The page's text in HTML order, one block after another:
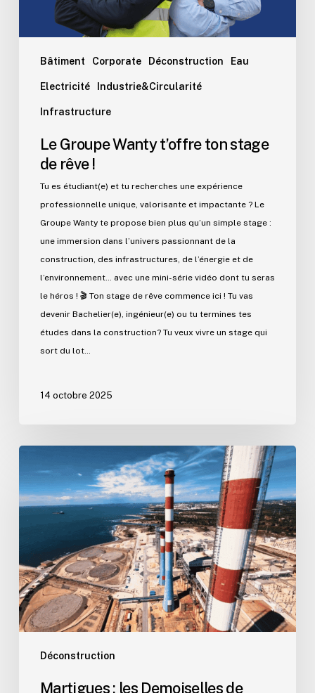
Bâtiment Corporate Déconstruction Eau
Electricité Industrie&Circularité
Infrastructure
Le Groupe Wanty t’offre ton stage
de rêve !
Tu es étudiant(e) et tu recherches une expérience
professionnelle unique, valorisante et impactante ? Le
Groupe Wanty te propose bien plus qu’un simple stage :
une immersion dans l’univers passionnant de la
construction, des infrastructures, de l’énergie et de
l’environnement… avec une mini-série vidéo dont tu seras
le héros ! 🎬 Ton stage de rêve commence ici ! Tu vas
devenir Bachelier(e), ingénieur(e) ou tu termines tes
études dans la construction? Tu veux vivre un stage qui
sort du lot…
14 octobre 2025
Déconstruction
les
Demoiselles
Ponteau
ont
tiré
leur
révérence
Martigues : les Demoiselles de